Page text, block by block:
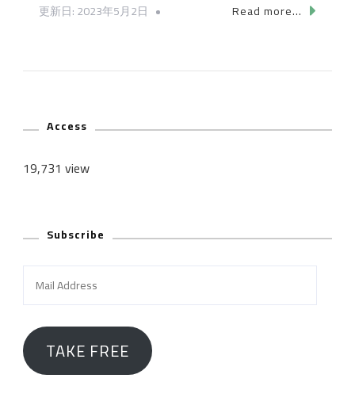
更新日:2023年5月2日 Read more...
Access
19,731 view
Subscribe
Mail
Address
TAKE FREE